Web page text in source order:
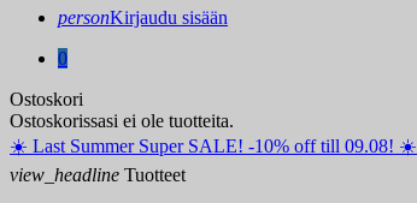
personKirjaudu sisään
0
Ostoskori
Ostoskorissasi ei ole tuotteita.
☀️ ️Last Summer Super SALE! -10% off till 09.08! ☀️
view_headline Tuotteet